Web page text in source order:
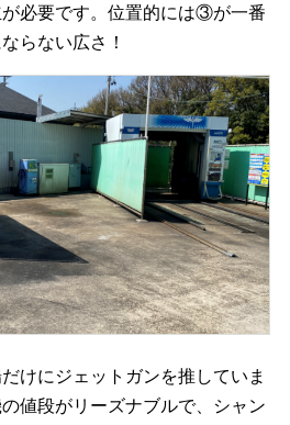
必要です。位置的には③が一番
らない広さ！
けにジェットガンを推していま
値段がリーズナブルで、シャン